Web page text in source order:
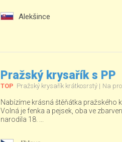
Alekšince
Pražský krysařík s PP
TOP Pražský krysařík krátkosrstý Na
Nabízíme krásná štěňátka pražského
Volná je fenka a pejsek, oba ve
narodila 18. ...